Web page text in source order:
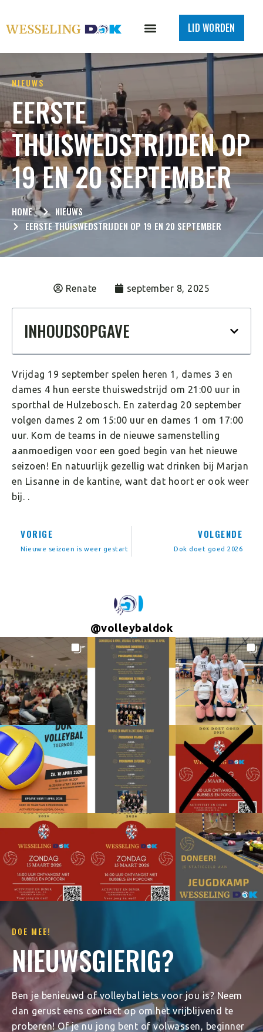
LID WORDEN
NIEUWS
EERSTE
THUISWEDSTRIJDEN OP
19 EN 20 SEPTEMBER
HOME
NIEUWS
EERSTE THUISWEDSTRIJDEN OP 19 EN 20 SEPTEMBER
Renate september 8, 2025
INHOUDSOPGAVE
Vrijdag 19 september spelen heren 1, dames 3 en
dames 4 hun eerste thuiswedstrijd om 21:00 uur in
sporthal de Hulzebosch. En zaterdag 20 september
volgen dames 2 om 15:00 uur en dames 1 om 17:00
uur. Kom de teams in de nieuwe samenstelling
aanmoedigen voor een goed begin van het nieuwe
seizoen! En natuurlijk gezellig wat drinken bij Marjan
en Lisanne in de kantine, want dat hoort er ook weer
bij. .
VORIGE
Nieuwe seizoen is weer gestart
VOLGENDE
Dok doet goed 2026
@volleybaldok
DOE MEE!
NIEUWSGIERIG?
Ben je benieuwd of volleybal iets voor jou is? Neem
dan gerust eens contact op om het vrijblijvend te
proberen! Of je nu jong bent of volwassen, beginner